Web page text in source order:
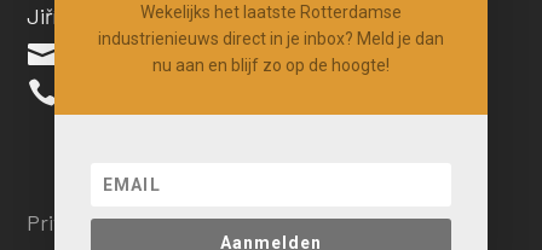
Jiří Hartog


Privacy beleid
Wekelijks het laatste Rotterdamse
industrienieuws direct in je inbox? Meld je dan
nu aan en blijf zo op de hoogte!
Aanmelden